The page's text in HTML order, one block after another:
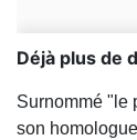
Déjà plus de
Surnommé "le
son